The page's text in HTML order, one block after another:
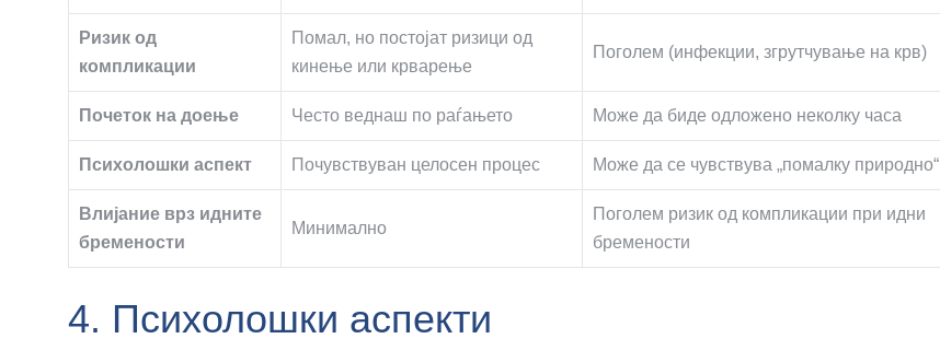
Ризик од
компликации
Помал, но постојат ризици од
кинење или крварење
Поголем (инфекции, згрутчување на крв)
Почеток на доење Често веднаш по раѓањето Може да биде одложено неколку часа
Психолошки аспект Почувствуван целосен процес Може да се чувствува „помалку природно“
Влијание врз идните
бремености
Минимално
Поголем ризик од компликации при идни
бремености
4. Психолошки аспекти